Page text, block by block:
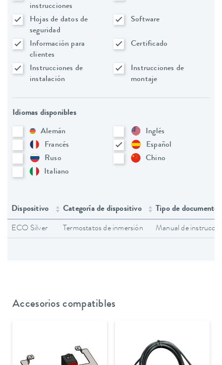
instrucciones
Hojas de datos de
seguridad
Software
Información para
clientes
Certificado
Instrucciones de
instalación
Instrucciones de
montaje
Idiomas disponibles
Alemán
Inglés
Francés
Español
Ruso
Chino
Italiano
Dispositivo Categoría de dispositivo Tipo de documento
ECO Silver Termostatos de inmersión Manual de
Accesorios compatibles